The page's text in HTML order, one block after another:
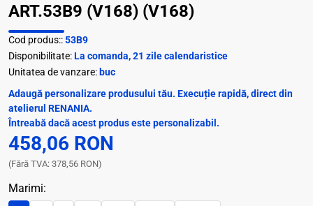
ART.53B9 (V168) (V168)
Cod produs::53B9
Disponibilitate:La comanda, 21 zile calendaristice
Unitatea de vanzare: buc
Adaugă personalizare produsului tău. Execuție rapidă, direct din
atelierul RENANIA.
Întreabă dacă acest produs este personalizabil.
458,06 RON
(Fără TVA: 378,56 RON)
Marimi: